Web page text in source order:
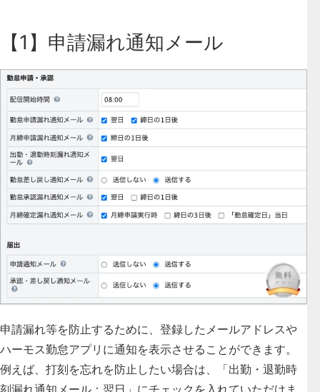
【1】申請漏れ通知メール
申請漏れ等を防止するために、 登録したメールアドレスや
ハーモス勤怠アプリに通知を表示させることができます。
例えば、打刻を忘れを防止したい場合は、「出勤・退勤時